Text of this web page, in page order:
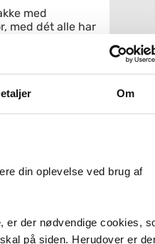
Om
din oplevelse ved brug af
er der nødvendige cookies,
på siden. Herudover er
med
med dét alle har
for, at alle
som på én
moderne.
med f.eks. varme
får
med det